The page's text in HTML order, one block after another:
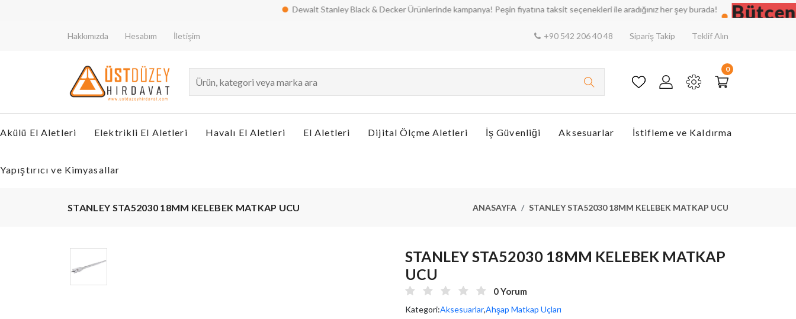
Dewalt Stanley Black & Decker Ürünlerinde kampanya! Peşin fiyatına taksit seçenekleri ile aradığınız her şey burada! Bütçenizi
Hakkımızda Hesabım İletişim +90 542 206 40 48 Sipariş Takip Teklif Alın
0
Akülü El Aletleri Elektrikli El Aletleri Havalı El Aletleri El Aletleri Dijital Ölçme Aletleri İş Güvenliği Aksesuarlar İstifleme ve Kaldırma
Yapıştırıcı ve Kimyasallar
STANLEY STA52030 18MM KELEBEK MATKAP UCU ANASAYFA STANLEY STA52030 18MM KELEBEK MATKAP UCU
STANLEY STA52030 18MM KELEBEK MATKAP
UCU
0 Yorum
Kategori:Aksesuarlar,Ahşap Matkap Uçları